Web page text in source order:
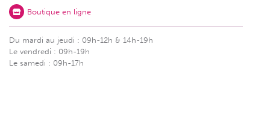
Boutique en ligne
Du mardi au jeudi : 09h-12h & 14h-19h
Le vendredi : 09h-19h
Le samedi : 09h-17h